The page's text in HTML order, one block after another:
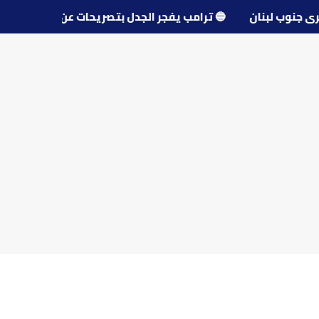
قرى جنوب لبنان 🔵ترامب يفجر الجدل بتصريحات عن